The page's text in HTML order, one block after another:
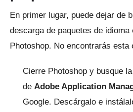
En primer lugar, puede dejar de
descarga de paquetes de idioma
Photoshop. No encontrarás esta
Cierre Photoshop y busque
de Adobe Application
Google. Descárgalo e